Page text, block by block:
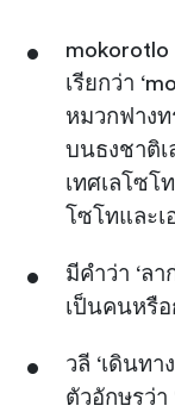
mokorotlo
เรียกว่า
หมวกฟาง
บนธงชาติเ
เทศเลโซ
โซโทและ
มีคำว่า ‘ล
เป็นคนหรื
วลี ‘เดินท
ตัวอักษรว่า